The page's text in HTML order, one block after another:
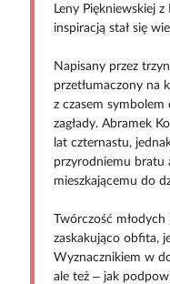
Leny Piękniewskiej
inspiracją stał się
Napisany przez
przetłumaczony na
z czasem symbolem
zagłady. Abramek
lat czternastu,
przyrodniemu bratu
mieszkającemu do
Twórczość młodych
zaskakująco obfita,
Wyznacznikiem w
ale też – jak